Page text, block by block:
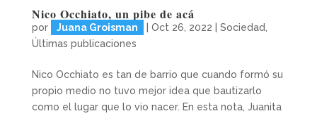
Nico Occhiato, un pibe de acá
por Juana Groisman Oct 26, 2022 Sociedad
Últimas publicaciones
Nico Occhiato es tan de barrio que cuando formó su
propio medio no tuvo mejor idea que bautizarlo
como el lugar que lo vio nacer. En esta nota, Juanita